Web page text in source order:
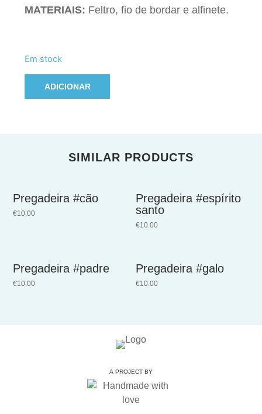
MATERIAIS: Feltro, fio de bordar e alfinete.
Em stock
ADICIONAR
SIMILAR PRODUCTS
Pregadeira #cão
€10.00
Pregadeira #espírito
santo
€10.00
Pregadeira #padre
€10.00
Pregadeira #galo
€10.00
A PROJECT BY